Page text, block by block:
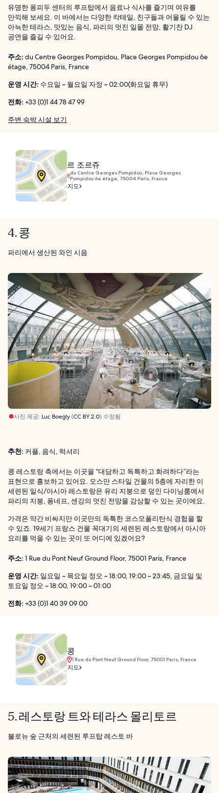
유명한 퐁피두 센터의 루프탑에서 음료나 식사를 즐기며 여유를
만끽해 보세요. 이 바에서는 다양한 칵테일, 친구들과 어울릴 수 있는
아늑한 테라스, 맛있는 음식, 파리의 멋진 일몰 전망, 활기찬 DJ
공연을 즐길 수 있어요.
주소: du Centre Georges Pompidou, Place Georges Pompidou 6e
étage, 75004 Paris, France
운영 시간: 수요일 ~ 월요일 자정 ~ 02:00(화요일 휴무)
전화: +33 (0)1 44 78 47 99
주변 숙박 시설 보기
르 조르쥬
du Centre Georges Pompidou, Place Georges
Pompidou 6e étage, 75004 Paris, France
지도
4. 콩
파리에서 생산된 와인 시음
사진 제공: Luc Boegly(CC BY 2.0) 수정됨
추천: 커플, 음식, 럭셔리
콩 레스토랑 측에서는 이곳을 “대담하고 독특하고 화려하다”라는
표현으로 홍보하고 있어요. 오스만 스타일 건물의 5층에 자리한 이
세련된 일식/아시아 레스토랑은 유리 지붕으로 덮인 다이닝룸에서
파리의 지붕, 퐁네프, 센강의 멋진 전망을 감상할 수 있는 곳이에요.
가격은 약간 비싸지만 이곳만의 독특한 코스모폴리탄식 경험을 할
수 있죠. 19세기 프랑스 건물 꼭대기의 세련된 레스토랑에서 아시아
요리를 먹을 수 있는 곳이 또 어디에 있겠어요?
주소: 1 Rue du Pont Neuf Ground Floor, 75001 Paris, France
운영 시간: 일요일 ~ 목요일 정오 ~ 18:00, 19:00 ~ 23:45, 금요일 및
토요일 정오 ~ 18:00, 19:00 ~ 01:00
전화: +33 (0)1 40 39 09 00
콩
1 Rue du Pont Neuf Ground Floor, 75001 Paris, France
지도
5. 레스토랑 트와 테라스 몰리토르
불로뉴 숲 근처의 세련된 루프탑 레스토 바